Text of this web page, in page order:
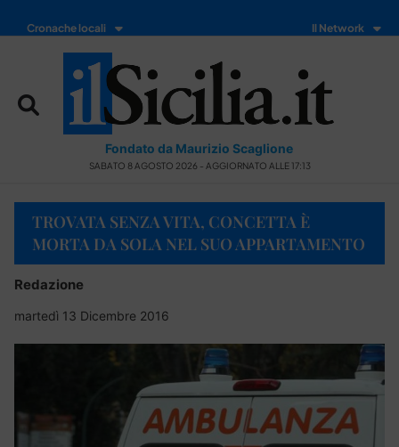
Cronache locali Il Network
Fondato da Maurizio Scaglione
SABATO 8 AGOSTO 2026 - AGGIORNATO ALLE 17:13
TROVATA SENZA VITA, CONCETTA È
MORTA DA SOLA NEL SUO APPARTAMENTO
Redazione
martedì 13 Dicembre 2016